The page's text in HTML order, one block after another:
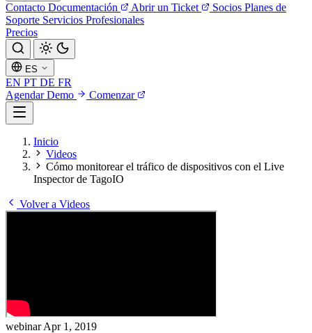
Contacto Documentación Abrir un Ticket Socios Planes de
Soporte Servicios Profesionales
Precios
ES
EN PT DE FR
Agendar Demo
Comenzar
Inicio
Videos
Cómo monitorear el tráfico de dispositivos con el Live
Inspector de TagoIO
Volver a Videos
webinarApr 1, 2019